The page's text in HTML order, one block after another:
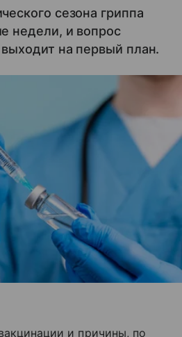
сезона гриппа
недели, и вопрос
на первый план.
и причины, по